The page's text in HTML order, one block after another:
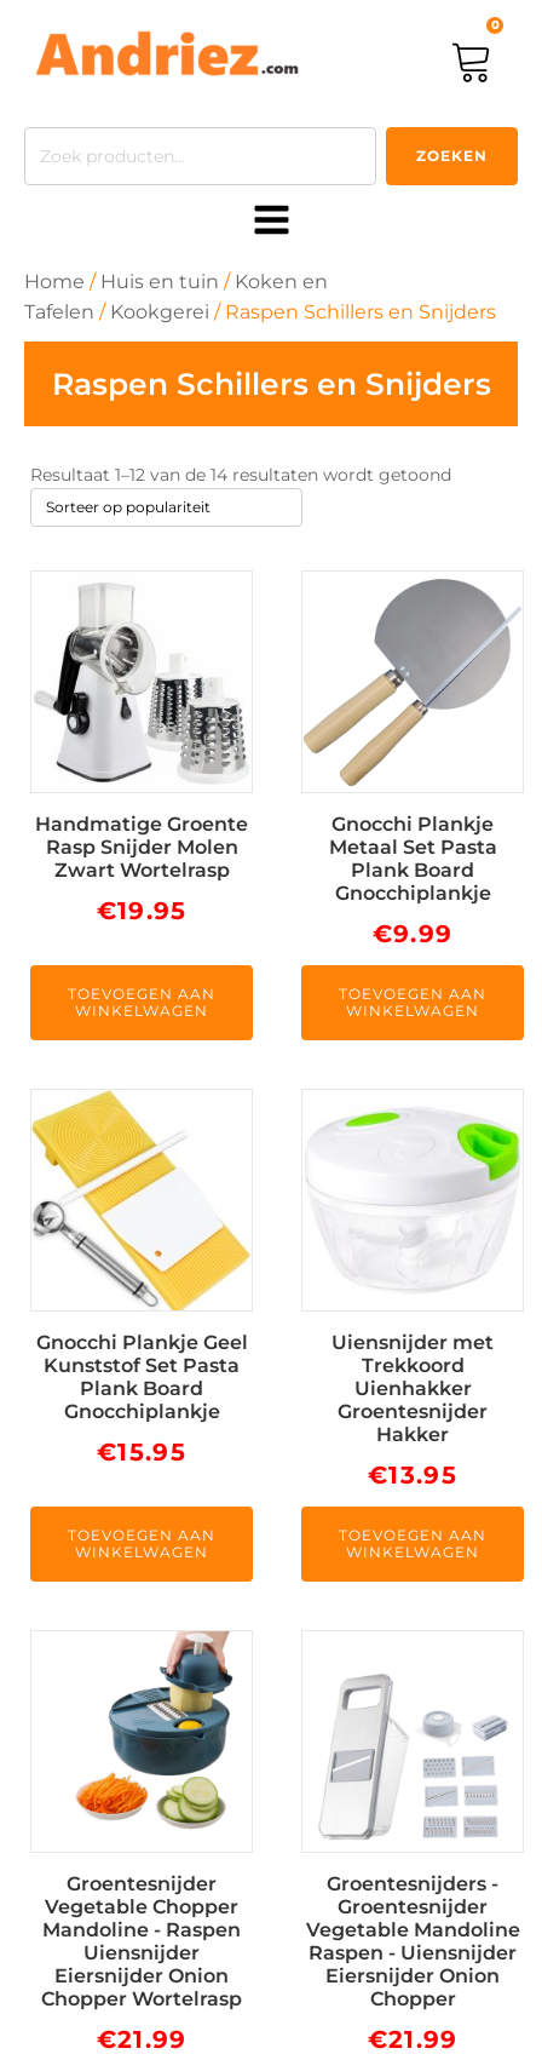
0
Zoeken
ZOEKEN
Home / Huis en tuin / Koken en
Tafelen / Kookgerei / Raspen Schillers en Snijders
Raspen Schillers en Snijders
Resultaat 1–12 van de 14 resultaten wordt getoond
Handmatige Groente
Rasp Snijder Molen
Zwart Wortelrasp
€19.95
TOEVOEGEN AAN
WINKELWAGEN
Gnocchi Plankje
Metaal Set Pasta
Plank Board
Gnocchiplankje
€9.99
TOEVOEGEN AAN
WINKELWAGEN
Gnocchi Plankje Geel
Kunststof Set Pasta
Plank Board
Gnocchiplankje
€15.95
TOEVOEGEN AAN
WINKELWAGEN
Uiensnijder met
Trekkoord
Uienhakker
Groentesnijder
Hakker
€13.95
TOEVOEGEN AAN
WINKELWAGEN
Groentesnijder
Vegetable Chopper
Mandoline - Raspen
Uiensnijder
Eiersnijder Onion
Chopper Wortelrasp
€21.99
Groentesnijders -
Groentesnijder
Vegetable Mandoline
Raspen - Uiensnijder
Eiersnijder Onion
Chopper
€21.99